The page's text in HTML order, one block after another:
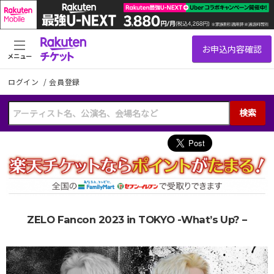
ログイン /会員登録
検索
メニュー
ZELO Fancon 2023 in TOKYO -What’s Up? –